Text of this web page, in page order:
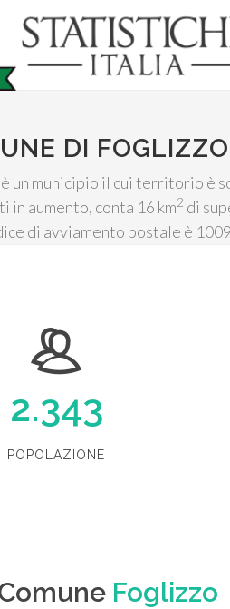
DI FOGLIZZO
un municipio il cui territorio è
in aumento, conta 16 km2 di
di avviamento postale è
2.343
POPOLAZIONE
Foglizzo